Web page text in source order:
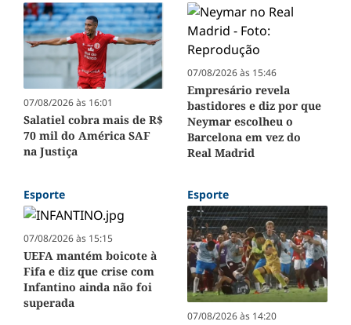
07/08/2026 às 16:01
Salatiel cobra mais de R$
70 mil do América SAF
na Justiça
07/08/2026 às 15:46
Empresário revela
bastidores e diz por que
Neymar escolheu o
Barcelona em vez do
Real Madrid
Esporte
07/08/2026 às 15:15
UEFA mantém boicote à
Fifa e diz que crise com
Infantino ainda não foi
superada
Esporte
07/08/2026 às 14:20